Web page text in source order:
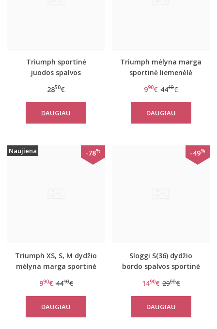
Triumph sportinė
juodos spalvos
Ultimate N
2850€
DAUGIAU
Triumph mėlyna marga
sportinė liemenėlė
Motion P
990€ 4410€
DAUGIAU
Naujiena -78%
Triumph XS, S, M dydžio
mėlyna marga sportinė
Seamless Motion N
990€ 4410€
DAUGIAU
-49%
Sloggi S(36) dydžio
bordo spalvos sportinė
Flow Top 1
1490€ 2900€
DAUGIAU